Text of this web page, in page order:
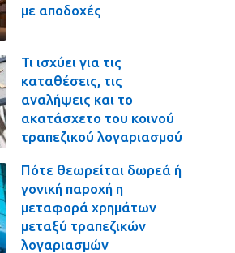
με αποδοχές
Τι ισχύει για τις
καταθέσεις, τις
αναλήψεις και το
ακατάσχετο του κοινού
τραπεζικού λογαριασμού
Πότε θεωρείται δωρεά ή
γονική παροχή η
μεταφορά χρημάτων
μεταξύ τραπεζικών
λογαριασμών